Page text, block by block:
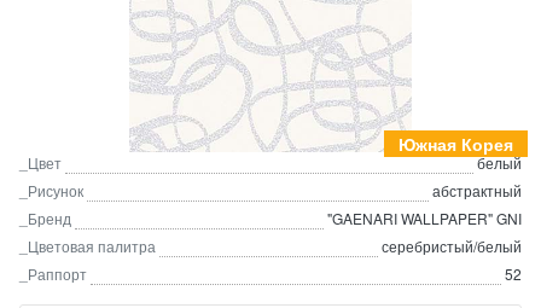
Южная Корея
_Цвет
белый
_Рисунок
абстрактный
_Бренд
"GAENARI WALLPAPER" GNI
_Цветовая палитра
серебристый/белый
_Раппорт
52